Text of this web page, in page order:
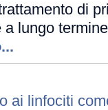
di
a lungo
ai linfociti